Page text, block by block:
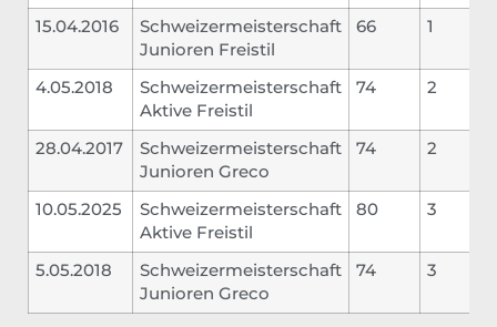
15.04.2016
Schweizermeisterschaft
Junioren Freistil
66 1
4.05.2018
Schweizermeisterschaft
Aktive Freistil
74 2
28.04.2017
Schweizermeisterschaft
Junioren Greco
74 2
10.05.2025
Schweizermeisterschaft
Aktive Freistil
80 3
5.05.2018
Schweizermeisterschaft
Junioren Greco
74 3